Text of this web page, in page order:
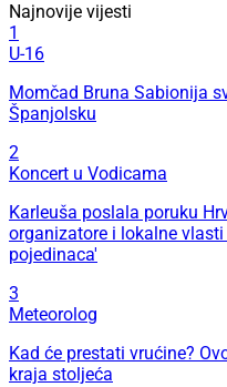
Najnovije vijesti
1
U-16
Momčad Bruna Sabionija
Španjolsku
2
Koncert u Vodicama
Karleuša poslala poruku
organizatore i lokalne
pojedinaca'
3
Meteorolog
Kad će prestati vrućine?
kraja stoljeća